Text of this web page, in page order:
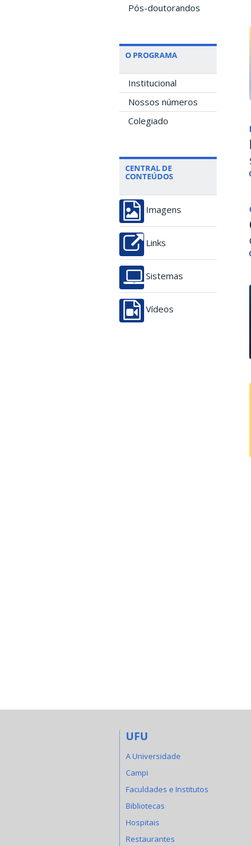
Pós-doutorandos
O PROGRAMA
Institucional
Nossos números
Colegiado
CENTRAL DE
CONTEÚDOS
Imagens
Links
Sistemas
Vídeos
UFU
A Universidade
Campi
Faculdades e Institutos
Bibliotecas
Hospitais
Restaurantes